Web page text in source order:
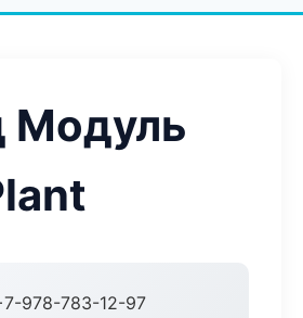
Модуль
978-783-12-97